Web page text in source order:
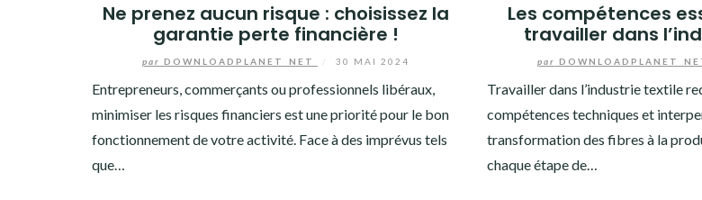
Ne prenez aucun risque : choisissez la
garantie perte financière !
par DOWNLOADPLANET_NET 30 MAI 2024
Entrepreneurs, commerçants ou professionnels libéraux,
minimiser les risques financiers est une priorité pour le bon
fonctionnement de votre activité. Face à des imprévus tels
que…
Les compétences
travailler dans
par
Travailler dans l’industrie textile
compétences techniques et
transformation des fibres à la
chaque étape de…